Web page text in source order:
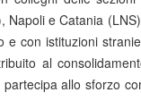
Napoli e Catania
e con istituzioni
al
allo sforzo